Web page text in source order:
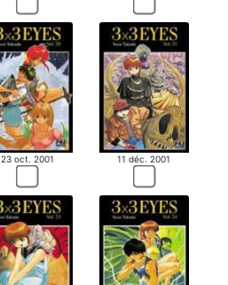
23 oct. 2001 11 déc. 2001